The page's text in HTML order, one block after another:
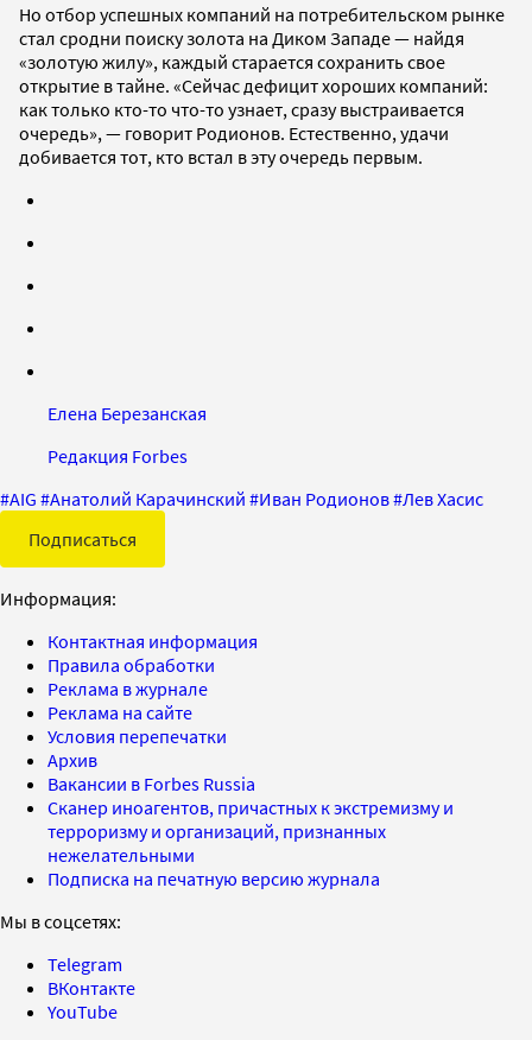
Но отбор успешных компаний на потребительском рынке
стал сродни поиску золота на Диком Западе — найдя
«золотую жилу», каждый старается сохранить свое
открытие в тайне. «Сейчас дефицит хороших компаний:
как только кто-то что-то узнает, сразу выстраивается
очередь», — говорит Родионов. Естественно, удачи
добивается тот, кто встал в эту очередь первым.
Елена Березанская
Редакция Forbes
#AIG #Анатолий Карачинский #Иван Родионов#Лев Хасис
Подписаться
Информация:
Контактная информация
Правила обработки
Реклама в журнале
Реклама на сайте
Условия перепечатки
Архив
Вакансии в Forbes Russia
Сканер иноагентов, причастных к экстремизму и
терроризму и организаций, признанных
нежелательными
Подписка на печатную версию журнала
Мы в соцсетях:
Telegram
ВКонтакте
YouTube